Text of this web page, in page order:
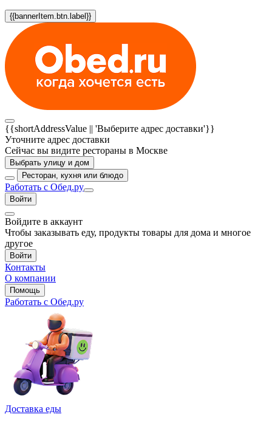
{{bannerItem.btn.label}}
{{shortAddressValue || 'Выберите адрес доставки'}}
Уточните адрес доставки
Сейчас вы видите рестораны в Москве
Выбрать улицу и дом
Ресторан, кухня или блюдо
Работать с Обед.ру
Войти
Войдите в аккаунт
Чтобы заказывать еду, продукты товары для дома и многое
другое
Войти
Контакты
О компании
Помощь
Работать с Обед.ру
Доставка еды